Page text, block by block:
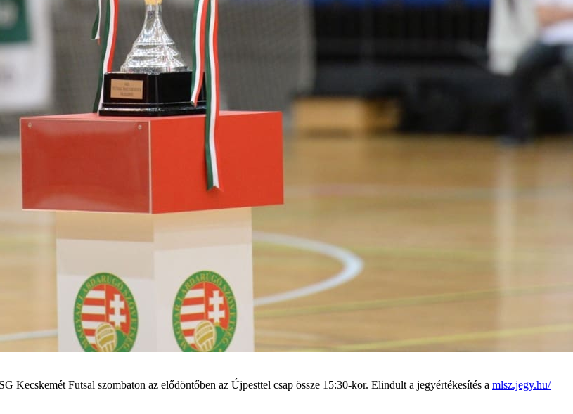
Kecskemét Futsal szombaton az elődöntőben az Újpesttel csap össze 15:30-kor. Elindult a jegyértékesítés a mlsz.jegy.hu/